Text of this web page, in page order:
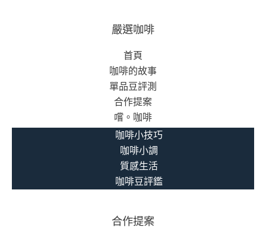
嚴選咖啡
首頁
咖啡的故事
單品豆評測
合作提案
嚐。咖啡
咖啡小技巧
咖啡小調
質感生活
咖啡豆評鑑
合作提案